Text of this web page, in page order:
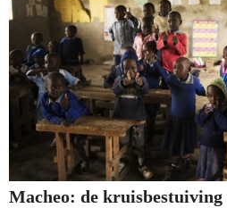
Macheo: de kruisbestuiving